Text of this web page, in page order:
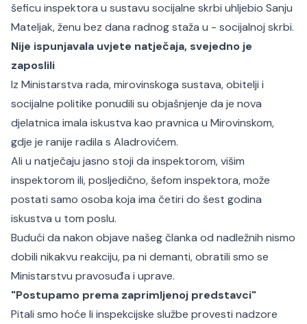
šeficu inspektora u sustavu socijalne skrbi uhljebio Sanju
Mateljak, ženu bez dana radnog staža u - socijalnoj skrbi.
Nije ispunjavala uvjete natječaja, svejedno je
zaposlili
Iz Ministarstva rada, mirovinskoga sustava, obitelji i
socijalne politike ponudili su objašnjenje da je nova
djelatnica imala iskustva kao pravnica u Mirovinskom,
gdje je ranije radila s Aladrovićem.
Ali u natječaju jasno stoji da inspektorom, višim
inspektorom ili, posljedično, šefom inspektora, može
postati samo osoba koja ima četiri do šest godina
iskustva u tom poslu.
Budući da nakon objave našeg članka od nadležnih nismo
dobili nikakvu reakciju, pa ni demanti, obratili smo se
Ministarstvu pravosuđa i uprave.
"Postupamo prema zaprimljenoj predstavci"
Pitali smo hoće li inspekcijske službe provesti nadzore